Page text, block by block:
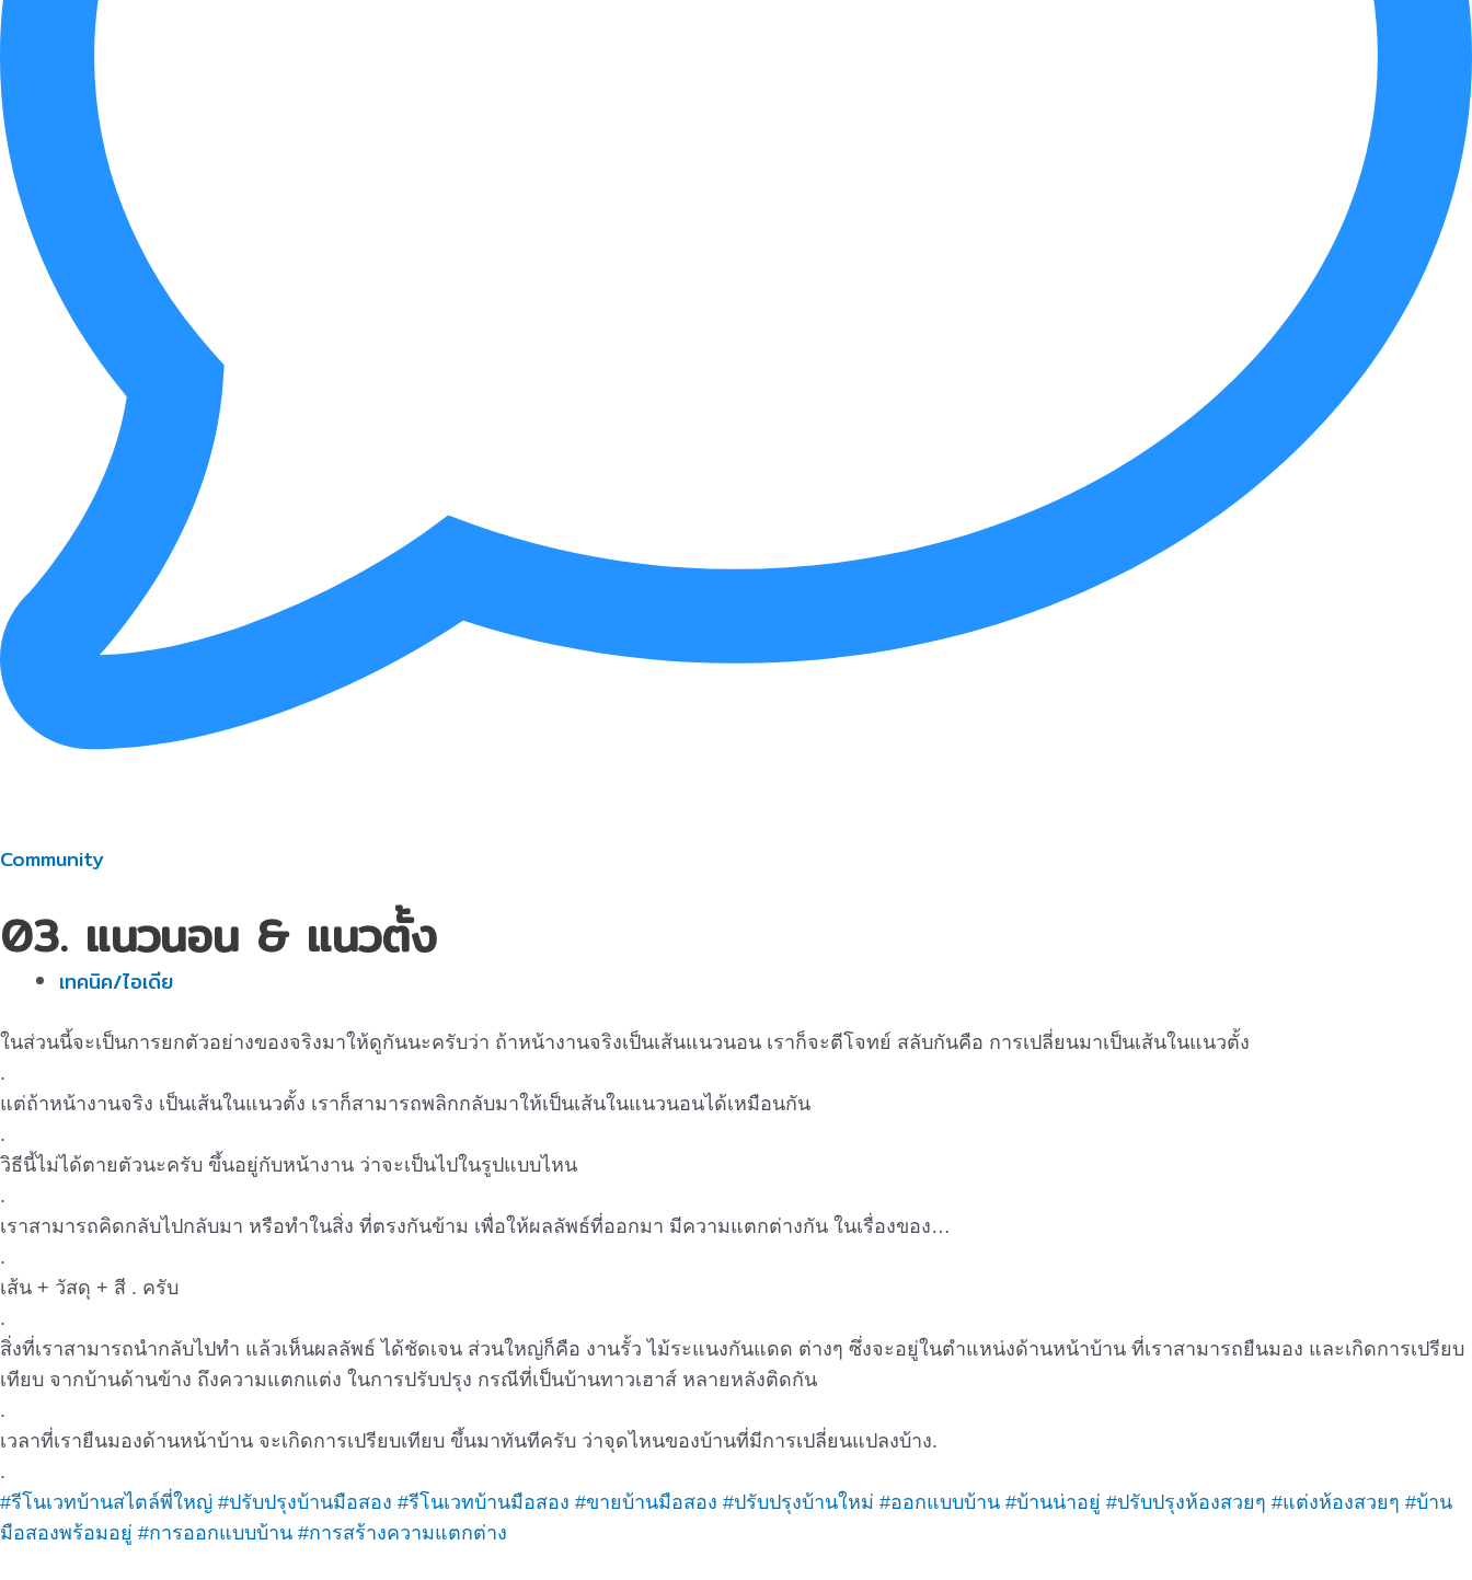
Community
03. แนวนอน & แนวตั้ง
เทคนิค/ไอเดีย
ในส่วนนี้จะเป็นการยกตัวอย่างของจริงมาให้ดูกันนะครับว่า ถ้าหน้างานจริงเป็นเส้นแนวนอน เราก็จะตีโจทย์ สลับกันคือ การเปลี่ยนมาเป็นเส้นในแนวตั้ง
.
แต่ถ้าหน้างานจริง เป็นเส้นในแนวตั้ง เราก็สามารถพลิกกลับมาให้เป็นเส้นในแนวนอนได้เหมือนกัน
.
วิธีนี้ไม่ได้ตายตัวนะครับ ขึ้นอยู่กับหน้างาน ว่าจะเป็นไปในรูปแบบไหน
.
เราสามารถคิดกลับไปกลับมา หรือทำในสิ่ง ที่ตรงกันข้าม เพื่อให้ผลลัพธ์ที่ออกมา มีความแตกต่างกัน ในเรื่องของ…
.
เส้น + วัสดุ + สี . ครับ
.
สิ่งที่เราสามารถนำกลับไปทำ แล้วเห็นผลลัพธ์ ได้ชัดเจน ส่วนใหญ่ก็คือ งานรั้ว ไม้ระแนงกันแดด ต่างๆ ซึ่งจะอยู่ในตำแหน่งด้านหน้าบ้าน ที่เราสามารถยืนมอง และเกิดการเปรียบ
เทียบ จากบ้านด้านข้าง ถึงความแตกแต่ง ในการปรับปรุง กรณีที่เป็นบ้านทาวเฮาส์ หลายหลังติดกัน
.
เวลาที่เรายืนมองด้านหน้าบ้าน จะเกิดการเปรียบเทียบ ขึ้นมาทันทีครับ ว่าจุดไหนของบ้านที่มีการเปลี่ยนแปลงบ้าง.
.
#รีโนเวทบ้านสไตล์พี่ใหญ่ #ปรับปรุงบ้านมือสอง #รีโนเวทบ้านมือสอง #ขายบ้านมือสอง #ปรับปรุงบ้านใหม่ #ออกแบบบ้าน #บ้านน่าอยู่ #ปรับปรุงห้องสวยๆ #แต่งห้องสวยๆ #บ้าน
มือสองพร้อมอยู่ #การออกแบบบ้าน #การสร้างความแตกต่าง